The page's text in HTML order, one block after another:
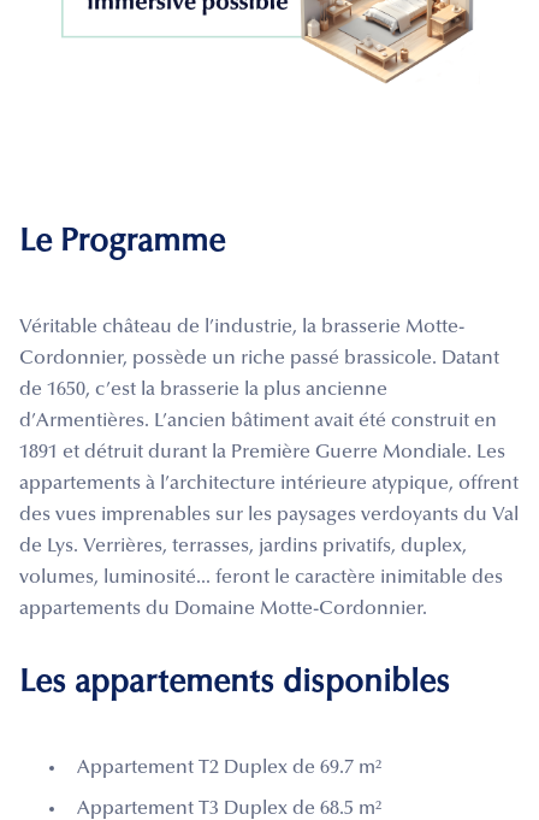
Le Programme
Véritable château de l’industrie, la brasserie Motte-
Cordonnier, possède un riche passé brassicole. Datant
de 1650, c’est la brasserie la plus ancienne
d’Armentières. L’ancien bâtiment avait été construit en
1891 et détruit durant la Première Guerre Mondiale. Les
appartements à l’architecture intérieure atypique, offrent
des vues imprenables sur les paysages verdoyants du Val
de Lys. Verrières, terrasses, jardins privatifs, duplex,
volumes, luminosité... feront le caractère inimitable des
appartements du Domaine Motte-Cordonnier.
Les appartements disponibles
Appartement T2 Duplex de 69.7 m²
Appartement T3 Duplex de 68.5 m²